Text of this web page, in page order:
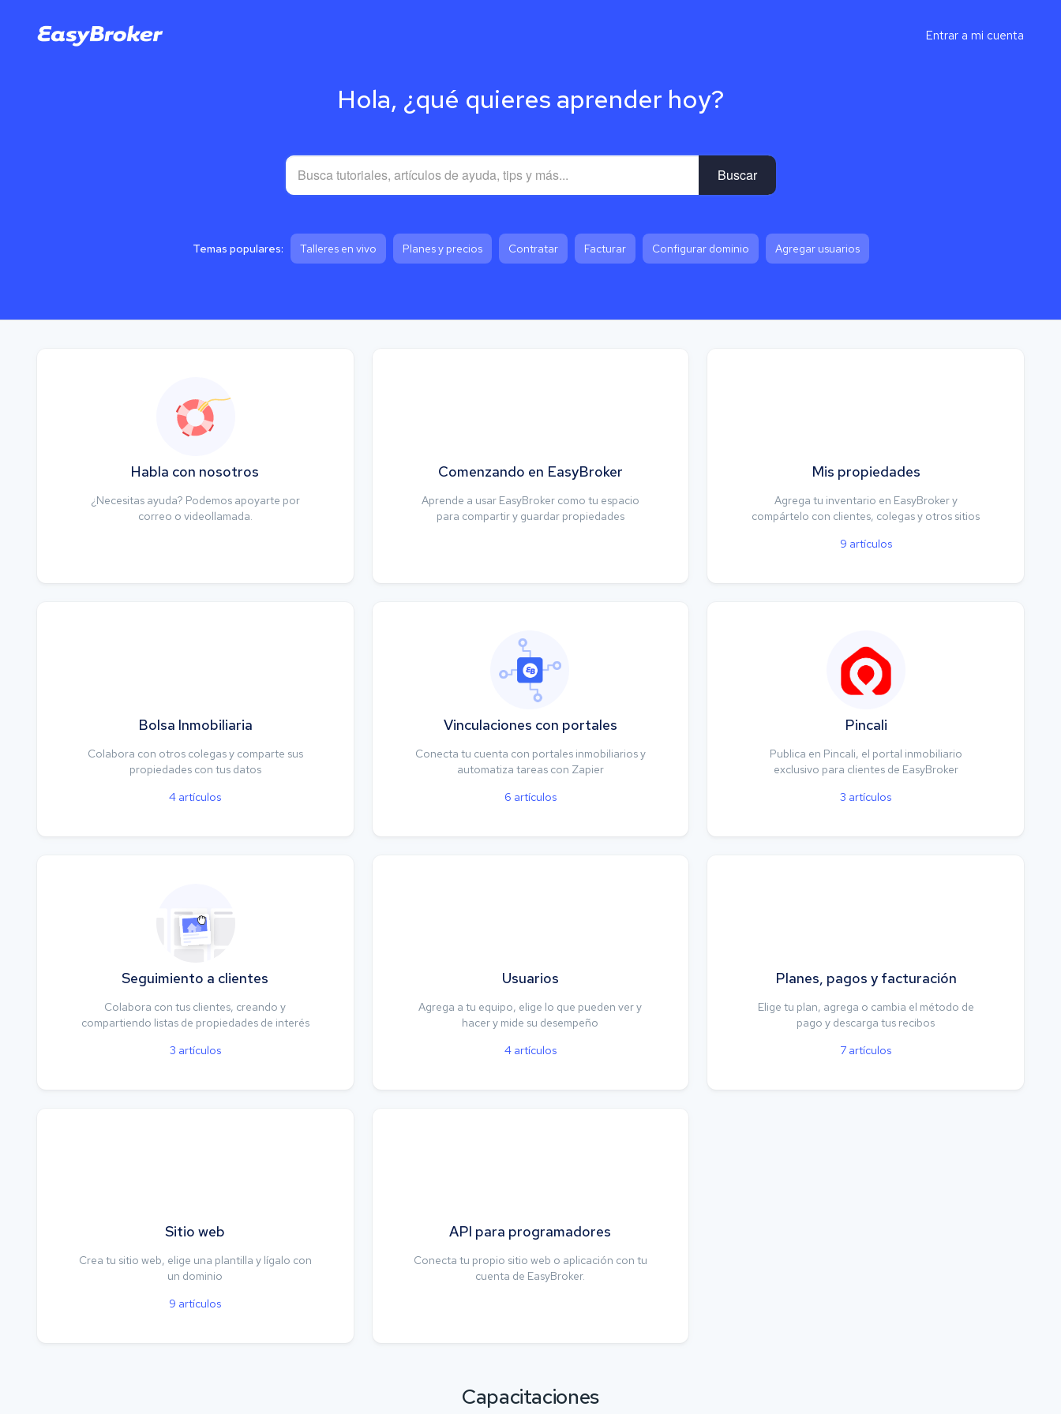
Entrar a mi cuenta
Hola, ¿qué quieres aprender hoy?
Buscar
Temas populares: Talleres en vivo Planes y precios Contratar Facturar Configurar dominio Agregar usuarios
Habla con nosotros
¿Necesitas ayuda? Podemos apoyarte por
correo o videollamada.
Comenzando en EasyBroker
Aprende a usar EasyBroker como tu espacio
para compartir y guardar propiedades
Mis propiedades
Agrega tu inventario en EasyBroker y
compártelo con clientes, colegas y otros sitios
9 artículos
Bolsa Inmobiliaria
Colabora con otros colegas y comparte sus
propiedades con tus datos
4 artículos
Vinculaciones con portales
Conecta tu cuenta con portales inmobiliarios y
automatiza tareas con Zapier
6 artículos
Pincali
Publica en Pincali, el portal inmobiliario
exclusivo para clientes de EasyBroker
3 artículos
Seguimiento a clientes
Colabora con tus clientes, creando y
compartiendo listas de propiedades de interés
3 artículos
Usuarios
Agrega a tu equipo, elige lo que pueden ver y
hacer y mide su desempeño
4artículos
Planes, pagos y facturación
Elige tu plan, agrega o cambia el método de
pago y descarga tus recibos
7 artículos
Sitio web
Crea tu sitio web, elige una plantilla y lígalo con
un dominio
9 artículos
API para programadores
Conecta tu propio sitio web o aplicación con tu
cuenta de EasyBroker.
Capacitaciones